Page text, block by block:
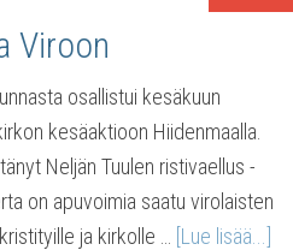
Viroon
osallistui kesäkuun
kesäaktioon Hiidenmaalla.
Neljän Tuulen ristivaellus -
on apuvoimia saatu virolaisten
ja kirkolle …
[Lue lisää...]